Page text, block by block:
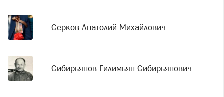
Серков Анатолий Михайлович
Сибирьянов Гилимьян Сибирьянович